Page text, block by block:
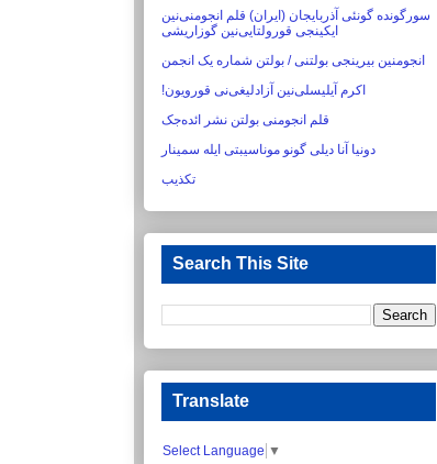
سورگونده گونئی آذربایجان (ایران) قلم انجومنی‌نین
ایکینجی قورولتایی‌نین گوزاریشی‏
انجومنین بیرینجی بولتنی / بولتن شماره یک انجمن
اکرم آیلیسلی‌نین آزادلیغی‌نی قورویون!‏
قلم انجومنی بولتن نشر ائده‌جک
دونیا آنا دیلی گونو موناسیبتی ایله سمینار
تکذیب
Search This Site
Translate
Select Language ▼